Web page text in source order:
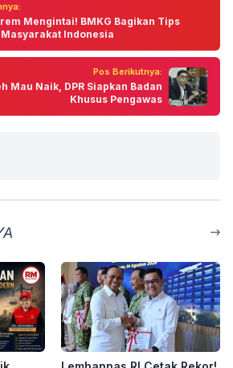
Mengintai! BMKG Bagikan Tips
Indonesia
Pos Berikutnya:
Mau Naik, DPR Siapkan Badan
Khusus Pengawas